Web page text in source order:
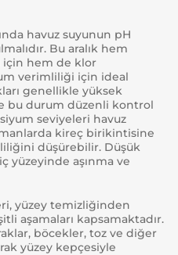
havuz suyunun pH
Bu aralık hem
için hem de klor
verimliliği için ideal
genellikle yüksek
bu durum düzenli kontrol
seviyeleri havuz
kireç birikintisine
düşürebilir. Düşük
yüzeyinde aşınma ve
yüzey temizliğinden
aşamaları kapsamaktadır.
böcekler, toz ve diğer
yüzey kepçesiyle